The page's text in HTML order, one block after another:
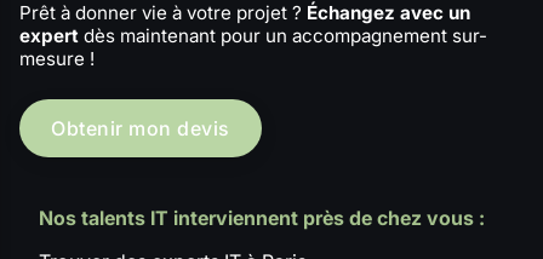
Prêt à donner vie à votre projet ? Échangez avec un
expert dès maintenant pour un accompagnement sur-
mesure !
Obtenir mon devis
Nos talents IT interviennent près de chez vous :